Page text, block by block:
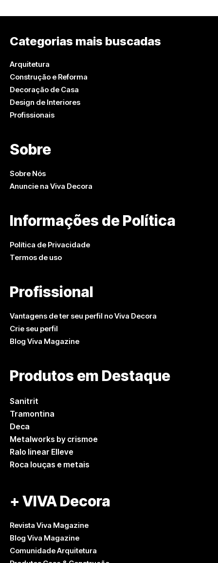
Categorias mais buscadas
Arquitetura
Construção e Reforma
Decoração de Casa
Design de Interiores
Profissionais
Sobre
Sobre Nós
Anuncie na Viva Decora
Informações de Política
Política de Privacidade
Termos de uso
Profissional
Vantagens de ter seu perfil no Viva Decora
Crie seu perfil
Blog Viva Magazine
Produtos em Destaque
Sanitrit
Tramontina
Deca
Metalworks by crismoe
Ralo linear Elleve
Roca louças e metais
+ VIVA Decora
Revista Viva Magazine
Blog Viva Magazine
Comunidade Arquitetura